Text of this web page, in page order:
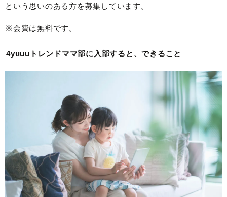
という思いのある方を募集しています。
※会費は無料です。
4yuuuトレンドママ部に入部すると、できること